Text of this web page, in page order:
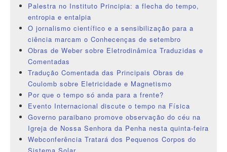
Palestra no Instituto Principia: a flecha do tempo,
entropia e entalpia
O jornalismo científico e a sensibilização para a
ciência marcam o Conhecenças de setembro
Obras de Weber sobre Eletrodinâmica Traduzidas e
Comentadas
Tradução Comentada das Principais Obras de
Coulomb sobre Eletricidade e Magnetismo
Por que o tempo só anda para a frente?
Evento Internacional discute o tempo na Física
Governo paraibano promove observação do céu na
Igreja de Nossa Senhora da Penha nesta quinta-feira
Webconferência Tratará dos Pequenos Corpos do